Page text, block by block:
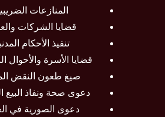
المنازعات
قضايا الشركات
تنفيذ الأحكام
قضايا الأسرة والأحوال
صيغ طعون النقض
دعوى صحة ونفاذ البيع
دعوى الصورية في